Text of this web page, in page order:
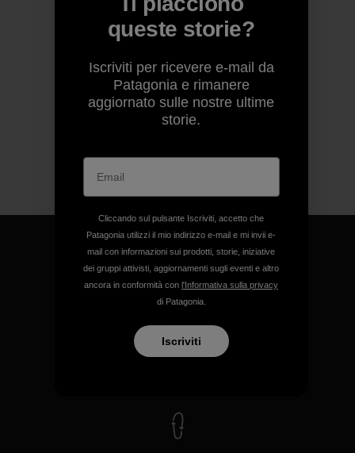
Garantiamo ogni prodotto
realizzato.
queste storie?
Iscriviti per ricevere e-mail da
Patagonia e rimanere
aggiornato sulle nostre ultime
storie.
Cliccando sul pulsante Iscriviti, accetto che
Patagonia utilizzi il mio indirizzo e-mail e mi invii e-
mail con informazioni sui prodotti, storie, iniziative
dei gruppi attivisti, aggiornamenti sugli eventi e altro
ancora in conformità con l'Informativa sulla privacy
di Patagonia.
Iscriviti